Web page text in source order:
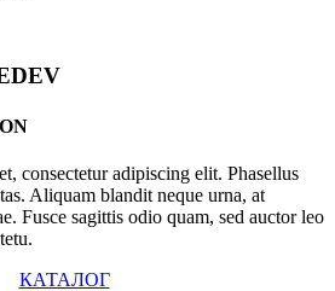
consectetur adipiscing elit. Phasellus
Aliquam blandit neque urna, at
Fusce sagittis odio quam, sed auctor leo
КАТАЛОГ